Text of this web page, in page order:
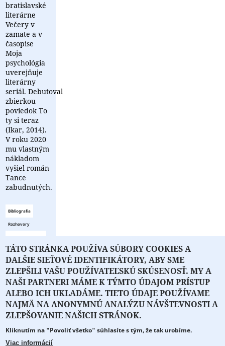
bratislavské
literárne
Večery v
zamate a v
časopise
Moja
psychológia
uverejňuje
literárny
seriál. Debutoval
zbierkou
poviedok To
ty si teraz
(Ikar, 2014).
V roku 2020
mu vlastným
nákladom
vyšiel román
Tance
zabudnutých.
Bibliografia
Rozhovory
Zoznam
bibliografie
je prázdny
O PORTÁLI O DRUŽSTVE SPONZORI KONTAKT
Projekt z verejných fondov podporil
TÁTO STRÁNKA POUŽÍVA SÚBORY COOKIES A
DALŠIE SIEŤOVÉ IDENTIFIKÁTORY, ABY SME
ZLEPŠILI VAŠU POUŽÍVATEĽSKÚ SKÚSENOSŤ. MY A
NAŠI PARTNERI MÁME K TÝMTO ÚDAJOM PRÍSTUP
ALEBO ICH UKLADÁME. TIETO ÚDAJE POUŽÍVAME
NAJMÄ NA ANONYMNÚ ANALÝZU NÁVŠTEVNOSTI A
ZLEPŠOVANIE NAŠICH STRÁNOK.
Kliknutím na "Povoliť všetko" súhlasíte s tým, že tak urobíme.
Viac informácií